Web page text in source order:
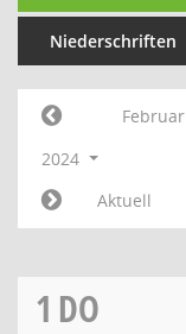
Niederschriften
Februar
2024
Aktuell
1 DO